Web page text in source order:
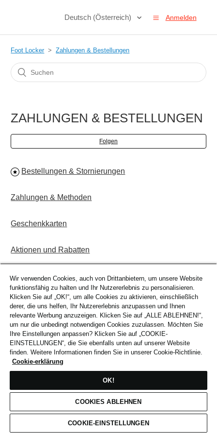
Deutsch (Österreich) Anmelden
Foot Locker Zahlungen & Bestellungen
ZAHLUNGEN & BESTELLUNGEN
Folgen
Bestellungen & Stornierungen
Zahlungen & Methoden
Geschenkkarten
Aktionen und Rabatten
Kombi-Angebote
Wir verwenden Cookies, auch von Drittanbietern, um unsere Website
funktionsfähig zu halten und Ihr Nutzererlebnis zu personalisieren.
Klicken Sie auf „OK!“, um alle Cookies zu aktivieren, einschließlich
derer, die uns helfen, Ihr Nutzererlebnis anzupassen und Ihnen
relevante Werbung anzuzeigen. Klicken Sie auf „ALLE ABLEHNEN!“,
um nur die unbedingt notwendigen Cookies zuzulassen. Möchten Sie
Ihre Einstellungen anpassen? Klicken Sie auf „COOKIE-
EINSTELLUNGEN“, die Sie ebenfalls unten auf unserer Website
finden. Weitere Informationen finden Sie in unserer Cookie-Richtlinie.
Cookie-erklärung
OK!
COOKIES ABLEHNEN
COOKIE-EINSTELLUNGEN